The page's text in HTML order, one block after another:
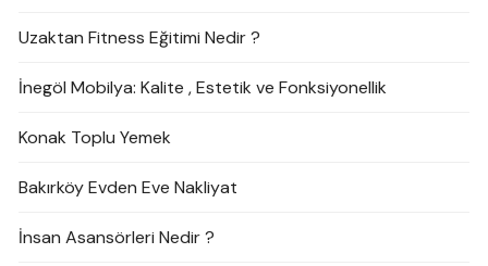
Uzaktan Fitness Eğitimi Nedir ?
İnegöl Mobilya: Kalite , Estetik ve Fonksiyonellik
Konak Toplu Yemek
Bakırköy Evden Eve Nakliyat
İnsan Asansörleri Nedir ?